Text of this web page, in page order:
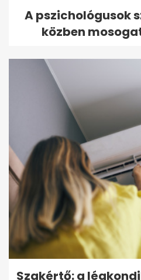
A pszichológusok
közben
Szakértő: a